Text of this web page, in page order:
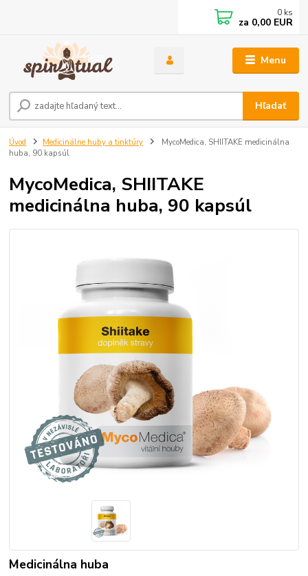
Menu
Hľadať
0 ks
za 0,00 EUR
Úvod Medicinálne huby a tinktúry
MycoMedica, SHIITAKE medicinálna
huba, 90 kapsúl
MycoMedica, SHIITAKE
medicinálna huba, 90 kapsúl
Medicinálna huba